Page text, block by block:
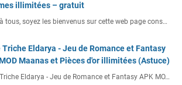
illimitées – gratuit
tous, soyez les bienvenus sur cette web page cons…
Triche Eldarya - Jeu de Romance et Fantasy
Maanas et Pièces d'or illimitées (Astuce)
Eldarya - Jeu de Romance et Fantasy APK MO…